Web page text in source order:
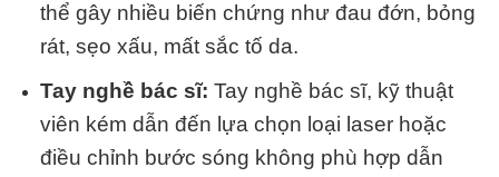
thể gây nhiều biến chứng như đau đớn, bỏng
rát, sẹo xấu, mất sắc tố da.
Tay nghề bác sĩ: Tay nghề bác sĩ, kỹ thuật
viên kém dẫn đến lựa chọn loại laser hoặc
điều chỉnh bước sóng không phù hợp dẫn